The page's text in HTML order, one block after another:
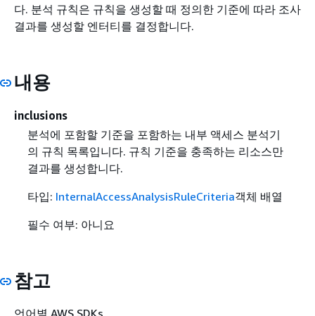
다. 분석 규칙은 규칙을 생성할 때 정의한 기준에 따라 조사
결과를 생성할 엔터티를 결정합니다.
내용
inclusions
분석에 포함할 기준을 포함하는 내부 액세스 분석기
의 규칙 목록입니다. 규칙 기준을 충족하는 리소스만
결과를 생성합니다.
타입: InternalAccessAnalysisRuleCriteria객체 배열
필수 여부: 아니요
참고